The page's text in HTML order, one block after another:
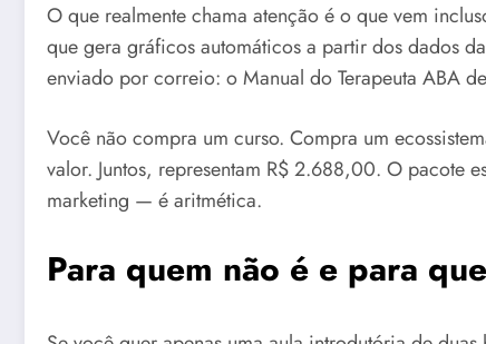
O que realmente chama atenção é o que vem
que gera gráficos automáticos a partir dos dados
enviado por correio: o Manual do Terapeuta ABA
Você não compra um curso. Compra um
valor. Juntos, representam R$ 2.688,00. O pacote
marketing — é aritmética.
Para quem não é e para